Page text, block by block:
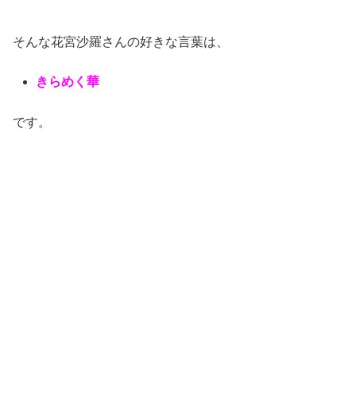
そんな花宮沙羅さんの好きな言葉は、
きらめく華
です。